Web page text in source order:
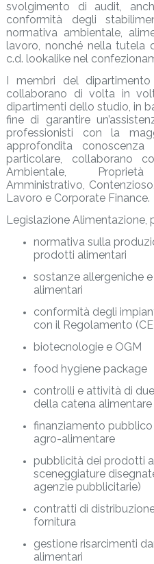
svolgimento di audit,
conformità degli
normativa ambientale,
lavoro, nonché nella tutela
c.d. lookalike nel
I membri del
collaborano di volta in
dipartimenti dello studio, in
fine di garantire
professionisti con la
approfondita
particolare, collaborano
Ambientale,
Amministrativo,
Lavoro e Corporate Finance.
Legislazione Alimentazione,
normativa sulla
prodotti alimentari
sostanze allergeniche
alimentari
conformità degli
con il Regolamento
biotecnologie e OGM
food hygiene package
controlli e attività di
della catena
finanziamento
agro-alimentare
pubblicità dei prodotti
sceneggiature
agenzie pubblicitarie)
contratti di
fornitura
gestione risarcimenti
alimentari